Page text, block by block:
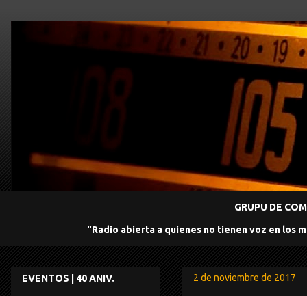
GRUPU DE
"Radio abierta a quienes no tienen voz en los
2 de noviembre de 2017
EVENTOS | 40 ANIV.